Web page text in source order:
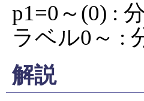
p1=0～(0) :
ラベル0～ :
解説